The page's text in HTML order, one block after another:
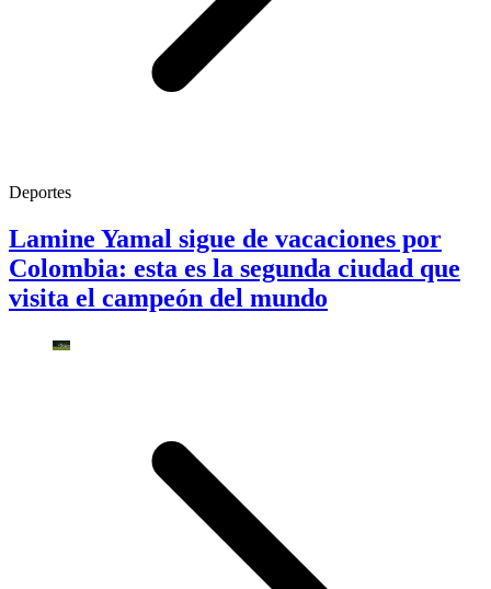
Deportes
Lamine Yamal sigue de vacaciones por
Colombia: esta es la segunda ciudad que
visita el campeón del mundo